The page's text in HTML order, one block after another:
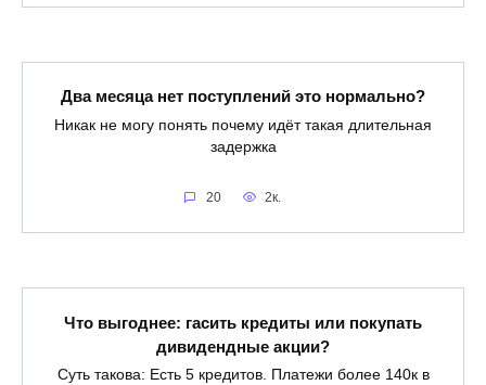
Два месяца нет поступлений это нормально?
Никак не могу понять почему идёт такая длительная
задержка
20 2к.
Что выгоднее: гасить кредиты или покупать
дивидендные акции?
Суть такова: Есть 5 кредитов. Платежи более 140к в